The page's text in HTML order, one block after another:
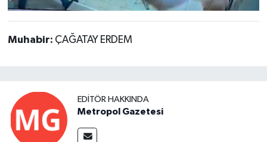
Muhabir: ÇAĞATAY ERDEM
EDITÖR HAKKINDA
Metropol Gazetesi